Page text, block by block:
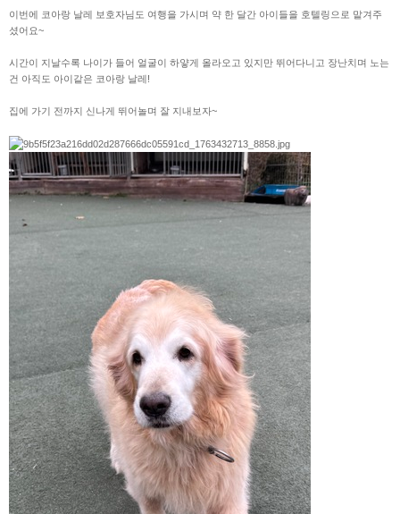
이번에 코아랑 날레 보호자님도 여행을 가시며 약 한 달간 아이들을 호텔링으로 맡겨주
셨어요~
시간이 지날수록 나이가 들어 얼굴이 하얗게 올라오고 있지만 뛰어다니고 장난치며 노는
건 아직도 아이같은 코아랑 날레!
집에 가기 전까지 신나게 뛰어놀며 잘 지내보자~